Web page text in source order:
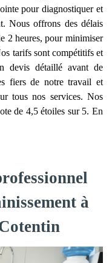
pour diagnostiquer et
Nous offrons des délais
2 heures, pour minimiser
tarifs sont compétitifs et
devis détaillé avant de
fiers de notre travail et
tous nos services. Nos
de 4,5 étoiles sur 5. En
à